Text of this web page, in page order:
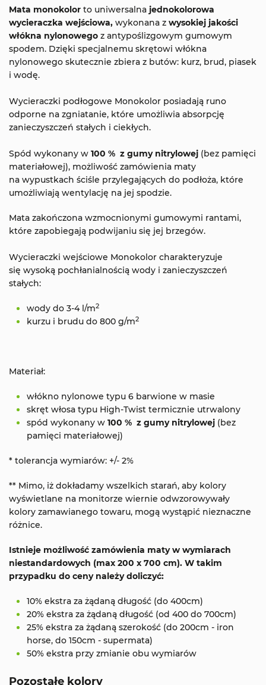
Mata monokolor to uniwersalna jednokolorowa
wycieraczka wejściowa, wykonana z wysokiej jakości
włókna nylonowego z antypoślizgowym gumowym
spodem. Dzięki specjalnemu skrętowi włókna
nylonowego skutecznie zbiera z butów: kurz, brud, piasek
i wodę.
Wycieraczki podłogowe Monokolor posiadają runo
odporne na zgniatanie, które umożliwia absorpcję
zanieczyszczeń stałych i ciekłych.
Spód wykonany w 100 % z gumy nitrylowej (bez pamięci
materiałowej), możliwość zamówienia maty
na wypustkach ściśle przylegających do podłoża, które
umożliwiają wentylację na jej spodzie.
Mata zakończona wzmocnionymi gumowymi rantami,
które zapobiegają podwijaniu się jej brzegów.
Wycieraczki wejściowe Monokolor charakteryzuje
się wysoką pochłanialnością wody i zanieczyszczeń
stałych:
wody do 3-4 l/m2
kurzu i brudu do 800 g/m2
Materiał:
włókno nylonowe typu 6 barwione w masie
skręt włosa typu High-Twist termicznie utrwalony
spód wykonany w 100 % z gumy nitrylowej (bez
pamięci materiałowej)
* tolerancja wymiarów: +/- 2%
** Mimo, iż dokładamy wszelkich starań, aby kolory
wyświetlane na monitorze wiernie odwzorowywały
kolory zamawianego towaru, mogą wystąpić nieznaczne
różnice.
Istnieje możliwość zamówienia maty w wymiarach
niestandardowych (max 200 x 700 cm). W takim
przypadku do ceny należy doliczyć:
10% ekstra za żądaną długość (do 400cm)
20% ekstra za żądaną długość (od 400 do 700cm)
25% ekstra za żądaną szerokość (do 200cm - iron
horse, do 150cm - supermata)
50% ekstra przy zmianie obu wymiarów
Pozostałe kolory